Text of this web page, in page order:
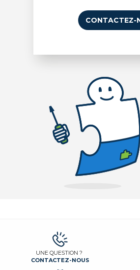
CONTACTEZ-
UNE QUESTION ?
CONTACTEZ-NOUS